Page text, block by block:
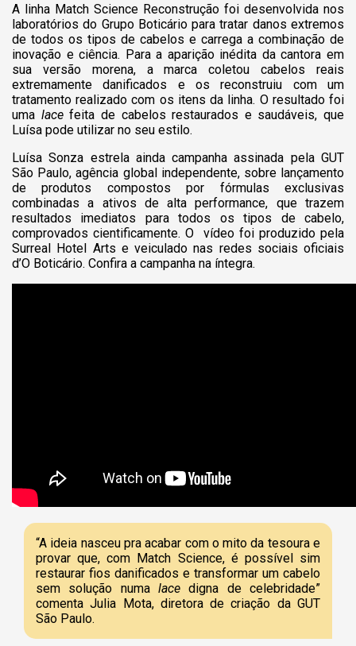
A linha Match Science Reconstrução foi desenvolvida nos
laboratórios do Grupo Boticário para tratar danos extremos
de todos os tipos de cabelos e carrega a combinação de
inovação e ciência. Para a aparição inédita da cantora em
sua versão morena, a marca coletou cabelos reais
extremamente danificados e os reconstruiu com um
tratamento realizado com os itens da linha. O resultado foi
uma lacefeita de cabelos restaurados e saudáveis, que
Luísa pode utilizar no seu estilo.
Luísa Sonza estrela ainda campanha assinada pela GUT
São Paulo, agência global independente, sobre lançamento
de produtos compostos por fórmulas exclusivas
combinadas a ativos de alta performance, que trazem
resultados imediatos para todos os tipos de cabelo,
comprovados cientificamente. O vídeo foi produzido pela
Surreal Hotel Arts e veiculado nas redes sociais oficiais
d’O Boticário. Confira a campanha na íntegra.
“A ideia nasceu pra acabar com o mito da tesoura e
provar que, com Match Science, é possível sim
restaurar fios danificados e transformar um cabelo
sem solução numa lacedigna de celebridade”
comenta Julia Mota, diretora de criação da GUT
São Paulo.